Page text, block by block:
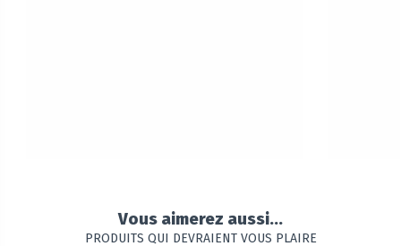
Vous aimerez aussi...
PRODUITS QUI DEVRAIENT VOUS PLAIRE